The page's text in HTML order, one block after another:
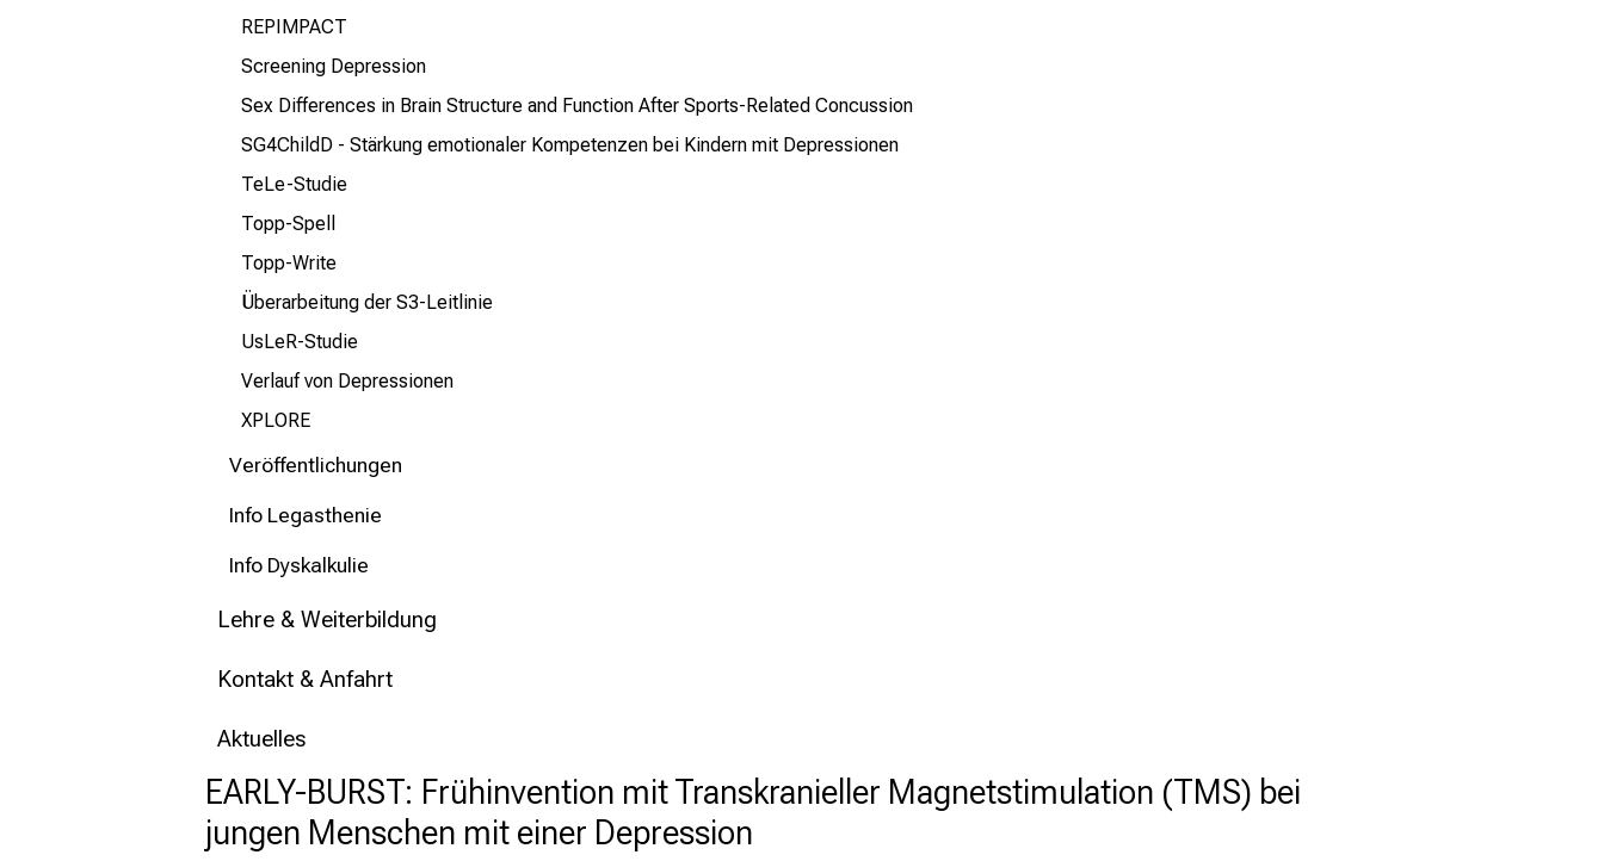
REPIMPACT
Screening Depression
Sex Differences in Brain Structure and Function After Sports-Related Concussion
SG4ChildD - Stärkung emotionaler Kompetenzen bei Kindern mit Depressionen
TeLe-Studie
Topp-Spell
Topp-Write
Überarbeitung der S3-Leitlinie
UsLeR-Studie
Verlauf von Depressionen
XPLORE
Veröffentlichungen
Info Legasthenie
Info Dyskalkulie
Lehre & Weiterbildung
Kontakt & Anfahrt
Aktuelles
EARLY-BURST: Frühinvention mit Transkranieller Magnetstimulation (TMS) bei
jungen Menschen mit einer Depression